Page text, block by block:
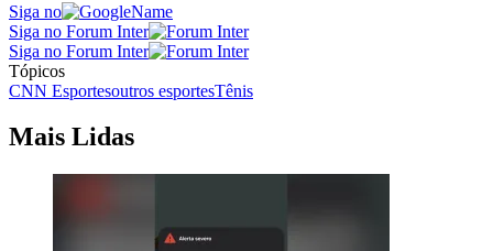
Siga no
Siga no Forum Inter
Siga no Forum Inter
Tópicos
CNN Esportesoutros esportesTênis
Mais Lidas